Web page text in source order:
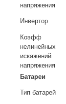
напряжения
Инвертор
Коэфф
нелинейных
искажений
напряжения
Батареи
Тип батарей